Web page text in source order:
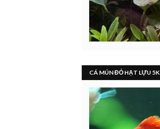
CÁ MÚN ĐỎ HẠT LỰU 5K